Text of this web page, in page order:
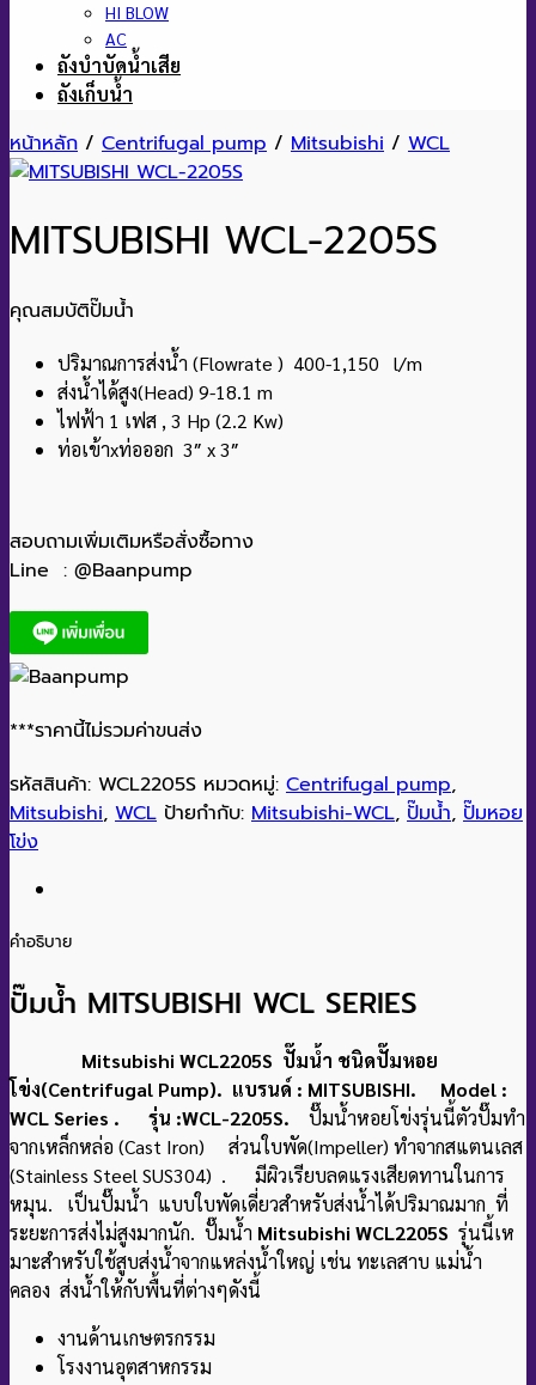
HI BLOW
AC
ถังบำบัดน้ำเสีย
ถังเก็บน้ำ
หน้าหลัก / Centrifugal pump / Mitsubishi / WCL
MITSUBISHI WCL-2205S
คุณสมบัติปั๊มน้ำ
ปริมาณการส่งน้ำ (Flowrate ) 400-1,150 l/m
ส่งน้ำได้สูง(Head) 9-18.1 m
ไฟฟ้า 1 เฟส , 3 Hp (2.2 Kw)
ท่อเข้าxท่อออก 3″ x 3″
สอบถามเพิ่มเติมหรือสั่งซื้อทาง
Line : @Baanpump
***ราคานี้ไม่รวมค่าขนส่ง
รหัสสินค้า: WCL2205S หมวดหมู่: Centrifugal pump,
Mitsubishi, WCL ป้ายกำกับ: Mitsubishi-WCL, ปั๊มน้ำ, ปั๊มหอย
โข่ง
คำอธิบาย
ปั๊มน้ำ MITSUBISHI WCL SERIES
Mitsubishi WCL2205S ปั๊มน้ำ ชนิดปั๊มหอย
โข่ง(Centrifugal Pump). แบรนด์ : MITSUBISHI. Model :
WCL Series . รุ่น :WCL-2205S. ปั๊มน้ำหอยโข่งรุ่นนี้ตัวปั๊มทำ
จากเหล็กหล่อ (Cast Iron) ส่วนใบพัด(Impeller) ทำจากสแตนเลส
(Stainless Steel SUS304) . มีผิวเรียบลดแรงเสียดทานในการ
หมุน. เป็นปั๊มน้ำ แบบใบพัดเดี่ยวสําหรับส่งน้ําได้ปริมาณมาก ที่
ระยะการส่งไม่สูงมากนัก. ปั๊มน้ำ Mitsubishi WCL2205S รุ่นนี้เห
มาะสําหรับใช้สูบส่งน้ำจากแหล่งน้ำใหญ่ เช่น ทะเลสาบ แม่น้ำ
คลอง ส่งน้ำให้กับพื้นที่ต่างๆดังนี้
งานด้านเกษตรกรรม
โรงงานอุตสาหกรรม